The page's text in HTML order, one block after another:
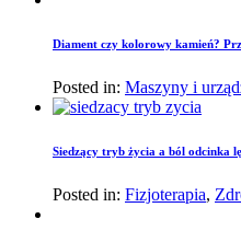
Diament czy kolorowy kamień?
Posted in: Maszyny i
Siedzący tryb życia a ból odcinka
Posted in: Fizjoterapia,